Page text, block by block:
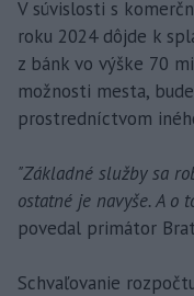
V súvislosti s
roku 2024 dôjde k
z bánk vo výške 70
možnosti mesta,
prostredníctvom
"Základné služby sa
ostatné je navyše. A o
povedal primátor
Schvaľovanie